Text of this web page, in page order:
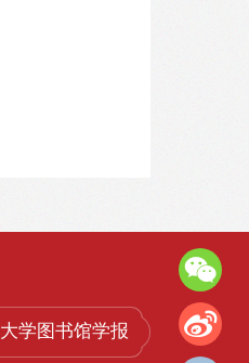
大学图书馆学报